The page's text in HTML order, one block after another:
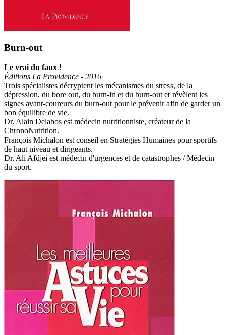
Burn-out
Le vrai du faux !
Éditions La Providence - 2016
Trois spécialistes décryptent les mécanismes du stress, de la
dépression, du bore out, du burn-in et du burn-out et révèlent les
signes avant-coureurs du burn-out pour le prévenir afin de garder un
bon équilibre de vie.
Dr. Alain Delabos est médecin nutritionniste, créateur de la
ChronoNutrition.
François Michalon est conseil en Stratégies Humaines pour sportifs
de haut niveau et dirigeants.
Dr. Ali Afdjei est médecin d'urgences et de catastrophes / Médecin
du sport.